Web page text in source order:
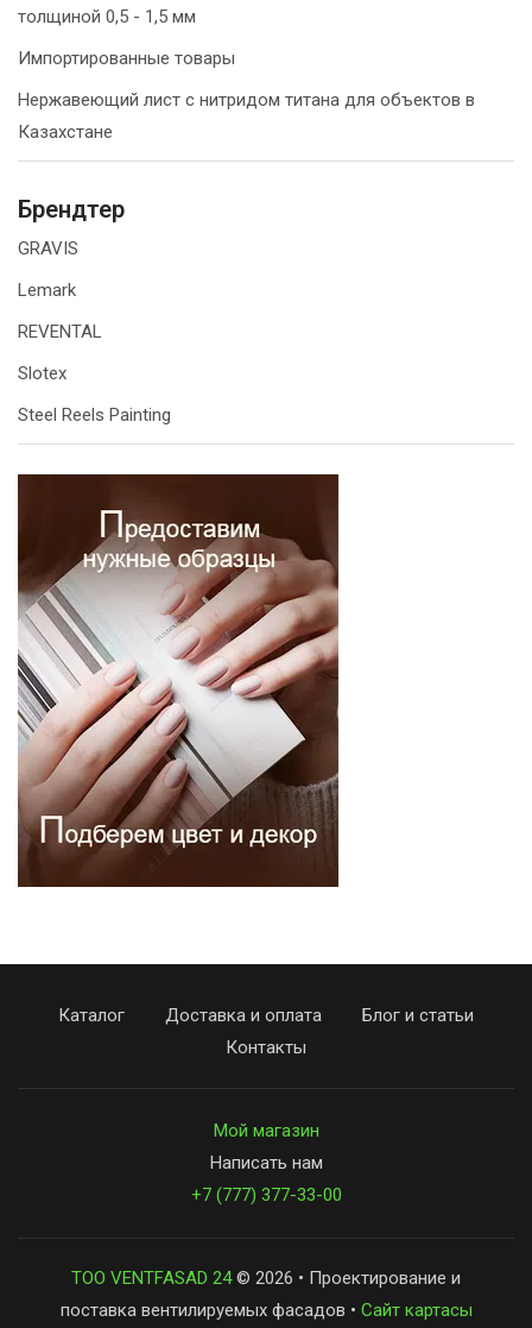
толщиной 0,5 - 1,5 мм
Импортированные товары
Нержавеющий лист с нитридом титана для объектов в
Казахстане
Брендтер
GRAVIS
Lemark
REVENTAL
Slotex
Steel Reels Painting
Каталог Доставка и оплата
Блог и статьи
Контакты
Мой магазин
Написать нам
+7 (777) 377-33-00
ТОО VENTFASAD 24© 2026 • Проектирование и
поставка вентилируемых фасадов • Сайт картасы